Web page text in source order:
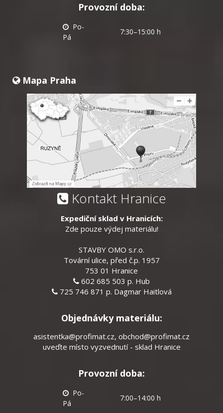
Provozní doba:
Po-
Pá
7:30–15:00 h
Mapa Praha
Kontakt Hranice
Expediční sklad v Hranicích:
Zde pouze výdej materiálu!
STAVBY OMO s.r.o.
Tovární ulice, před č.p. 1957
753 01 Hranice
602 685 503 p. Hub
725 746 871 p. Dagmar Haitlová
Objednávky materiálu:
asistentka@profimat.cz, obchod@profimat.cz
uveďte místo vyzvednutí - sklad Hranice
Provozní doba:
Po-
Pá
7:00–14:00 h